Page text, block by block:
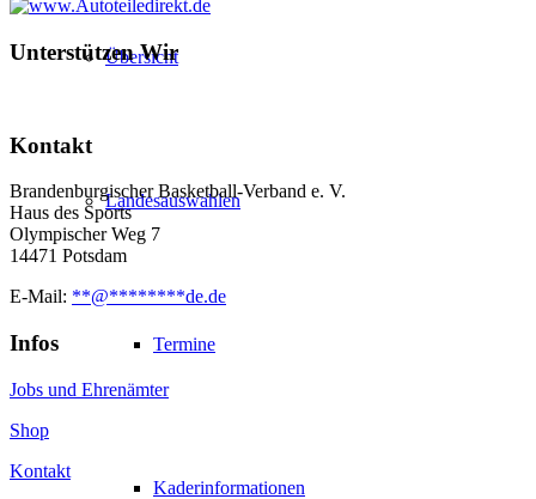
Übersicht
Landesauswahlen
Termine
Kaderinformationen
Unterstützen Wir
Kontakt
Brandenburgischer Basketball-Verband e. V.
Haus des Sports
Olympischer Weg 7
14471 Potsdam
E-Mail: **@********de.de
Infos
Jobs und Ehrenämter
Shop
Kontakt